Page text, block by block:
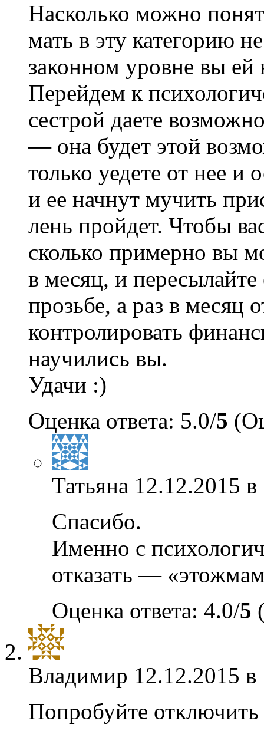
Насколько можно
мать в эту категорию
законном уровне вы
Перейдем к
сестрой даете
— она будет этой
только уедете от нее и
и ее начнут мучить
лень пройдет. Чтобы
сколько примерно вы
в месяц, и
прозьбе, а раз в месяц
контролировать
научились вы.
Удачи :)
Оценка ответа: 5.0/5
Татьяна 12.12.2015
Спасибо.
Именно с
отказать —
Оценка ответа: 4.0/5
Владимир 12.12.2015
Попробуйте отключить